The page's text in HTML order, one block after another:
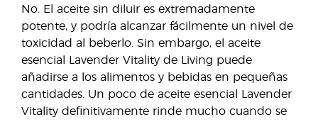
No. El aceite sin diluir es extremadamente
potente, y podría alcanzar fácilmente un nivel de
toxicidad al beberlo. Sin embargo, el aceite
esencial Lavender Vitality de Living puede
añadirse a los alimentos y bebidas en pequeñas
cantidades. Un poco de aceite esencial Lavender
Vitality definitivamente rinde mucho cuando se